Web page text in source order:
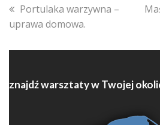
previous
post:
Portulaka warzywna –
uprawa domowa.
znajdź warsztaty w Twojej